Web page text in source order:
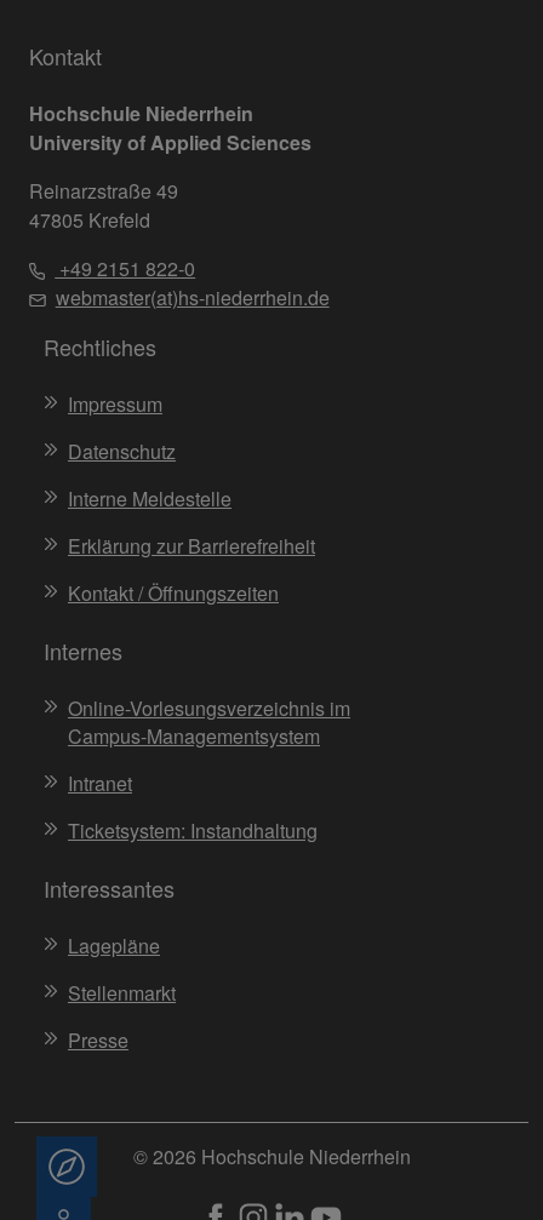
Kontakt
Hochschule Niederrhein
University of Applied Sciences
Reinarzstraße 49
47805 Krefeld
+49 2151 822-0
webmaster(at)hs-niederrhein.de
Rechtliches
Impressum
Datenschutz
Interne Meldestelle
Erklärung zur Barrierefreiheit
Kontakt / Öffnungszeiten
Internes
Online-Vorlesungsverzeichnis im
Campus-Managementsystem
Intranet
Ticketsystem: Instandhaltung
Interessantes
Lagepläne
Stellenmarkt
Presse
© 2026 Hochschule Niederrhein
Beratung